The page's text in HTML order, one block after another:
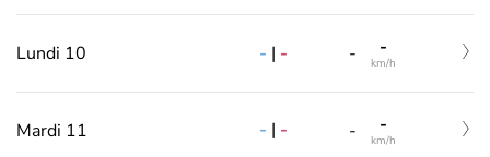
Lundi 10 - | - - -
km/h
Mardi 11 - | - - -
km/h